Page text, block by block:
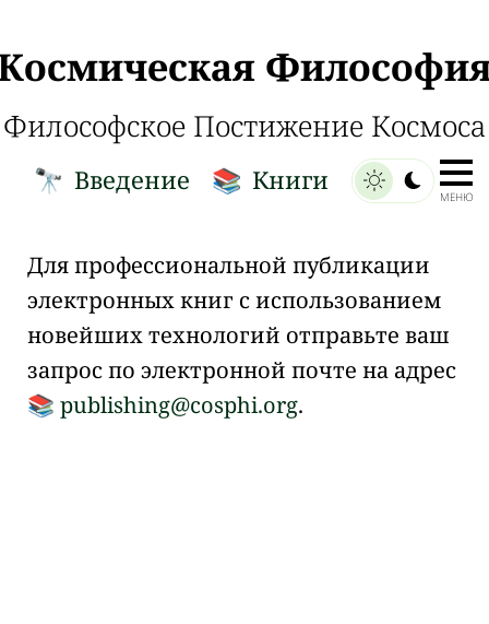
Философское Постижение Космоса
🔭 Введение 📚 Книги
МЕНЮ
Для профессиональной публикации
электронных книг с использованием
новейших технологий отправьте ваш
запрос по электронной почте на адрес
📚 publishing@cosphi.org.